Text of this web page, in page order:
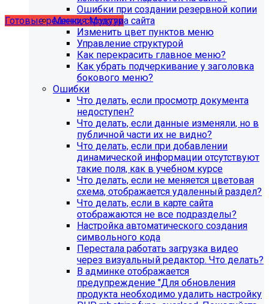
размещены в разделе "Учебные курсы"
Готовые решенияМодули
Инструкция по удалению ссылок на
социальные сети
Для готовых решений на SIMAI-SF4:
SIMAI-SF4: Сайт библиотеки, SIMAI-SF4: Сайт
благотворительного фонда, SIMAI-SF4: Сайт города,
SIMAI-SF4: Сайт государственной организации, SIMAI-
SF4: Сайт дворца культуры, SIMAI-SF4: Сайт детского
Ошибки при создании резервной копии
Меню, структура сайта
Изменить цвет пунктов меню
Управление структурой
Как перекрасить главное меню?
Как убрать подчеркивание у заголовка
бокового меню?
Ошибки
Что делать, если просмотр документа
недоступен?
Что делать, если данные изменяли, но в
публичной части их не видно?
Что делать, если при добавлении
динамической информации отсутствуют
такие поля, как в учебном курсе
Что делать, если не меняется цветовая
схема, отображается удаленный раздел?
Что делать, если в карте сайта
отображаются не все подразделы?
Настройка автоматического создания
символьного кода
Перестала работать загрузка видео
через визуальный редактор. Что делать?
В админке отображается
предупреждение "Для обновления
продукта необходимо удалить настройку